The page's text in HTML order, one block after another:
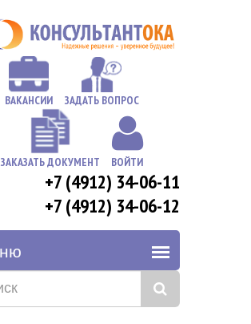
ВАКАНСИИ ЗАДАТЬ ВОПРОС
ЗАКАЗАТЬ ДОКУМЕНТ ВОЙТИ
+7 (4912) 34-06-11
+7 (4912) 34-06-12